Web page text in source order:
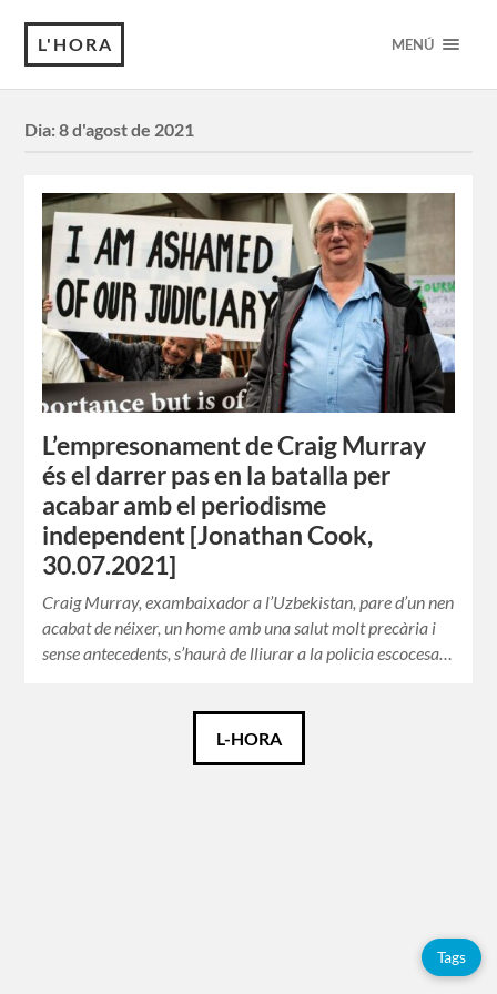
L'HORA MENÚ
Dia:8 d'agost de 2021
L’empresonament de Craig Murray
és el darrer pas en la batalla per
acabar amb el periodisme
independent [Jonathan Cook,
30.07.2021]
Craig Murray, exambaixador a l’Uzbekistan, pare d’un nen
acabat de néixer, un home amb una salut molt precària i
sense antecedents, s’haurà de lliurar a la policia escocesa…
L-HORA
Tags